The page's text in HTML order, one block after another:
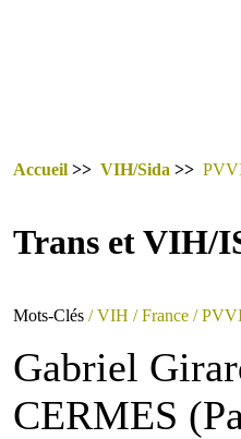
Accueil >> VIH/Sida >>
Trans et VIH/
Mots-Clés / VIH / France /
Gabriel
CERMES